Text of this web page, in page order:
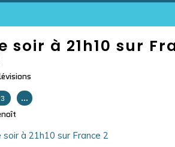
à 21h10 sur
…